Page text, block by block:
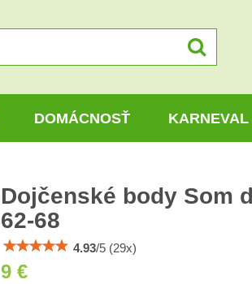
DOMÁCNOSŤ KARNEVAL
Dojčenské body Som
62-68
4.93/5 (29x)
9 €